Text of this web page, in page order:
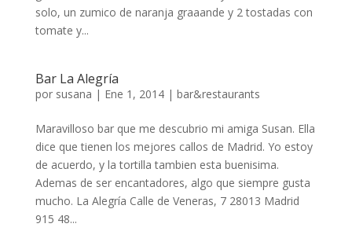
solo, un zumico de naranja graaande y 2 tostadas con
tomate y...
Bar La Alegría
por susana | Ene 1, 2014| bar&restaurants
Maravilloso bar que me descubrio mi amiga Susan. Ella
dice que tienen los mejores callos de Madrid. Yo estoy
de acuerdo, y la tortilla tambien esta buenisima.
Ademas de ser encantadores, algo que siempre gusta
mucho. La Alegría Calle de Veneras, 7 28013 Madrid
915 48...